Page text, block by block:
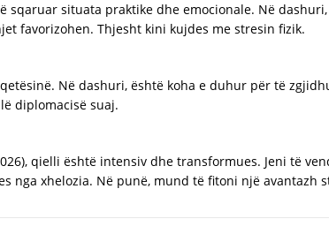
situata praktike dhe emocionale. Në
favorizohen. Thjesht kini kujdes me stresin fizik.
Në dashuri, është koha e duhur për të
diplomacisë suaj.
qielli është intensiv dhe transformues. Jeni të
nga xhelozia. Në punë, mund të fitoni një avantazh